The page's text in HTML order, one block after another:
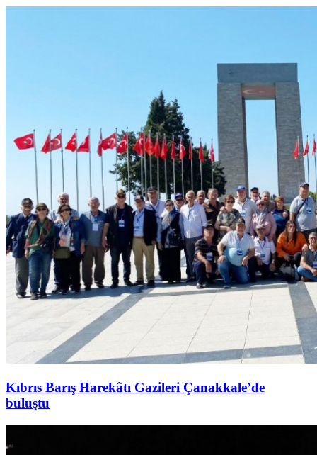
Kıbrıs Barış Harekâtı Gazileri Çanakkale’de
buluştu